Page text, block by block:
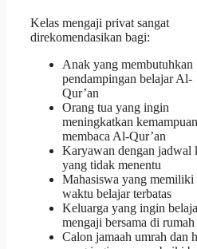
Kelas mengaji privat sangat
direkomendasikan bagi:
Anak yang membutuhkan
pendampingan belajar Al-
Qur’an
Orang tua yang ingin
meningkatkan kemampuan
membaca Al-Qur’an
Karyawan dengan jadwal
yang tidak menentu
Mahasiswa yang memiliki
waktu belajar terbatas
Keluarga yang ingin
mengaji bersama di rumah
Calon jamaah umrah dan